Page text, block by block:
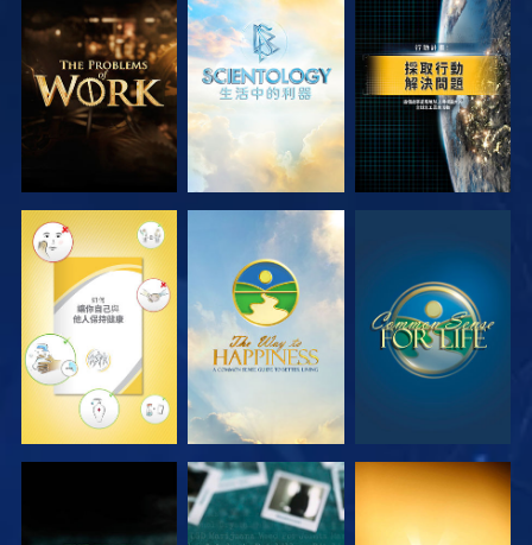
探索系列節目 探索系列節目 觀看
觀看 觀看 觀看
觀看 觀看